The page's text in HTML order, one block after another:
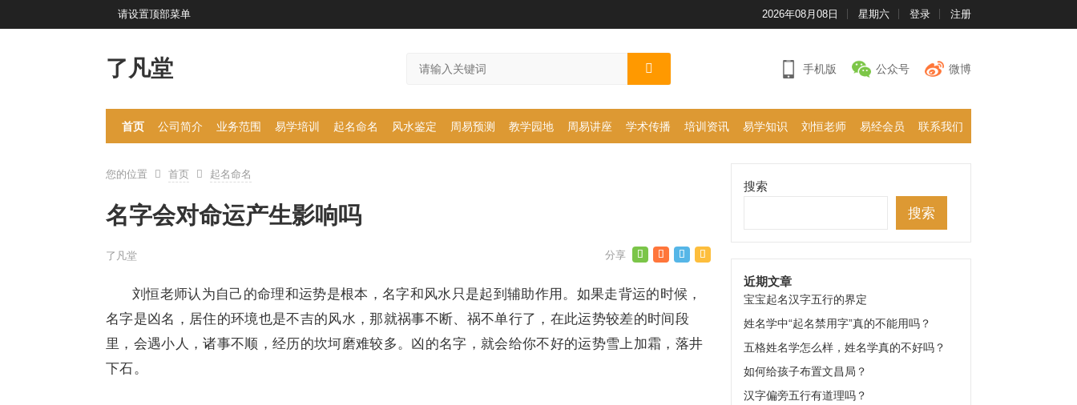
请设置顶部菜单 2026年08月08日 星期六 登录 注册
了凡堂 手机版 公众号 微博
首页 公司简介 业务范围 易学培训 起名命名 风水鉴定 周易预测 教学园地 周易讲座 学术传播 培训资讯 易学知识 刘恒老师 易经会员 联系我们
您的位置 首页 起名命名
名字会对命运产生影响吗
了凡堂
刘恒老师认为自己的命理和运势是根本，名字和风水只是起到辅助作用。如果走背运的时候，
名字是凶名，居住的环境也是不吉的风水，那就祸事不断、祸不单行了，在此运势较差的时间段
里，会遇小人，诸事不顺，经历的坎坷磨难较多。凶的名字，就会给你不好的运势雪上加霜，落井
下石。
搜索
搜索
近期文章
宝宝起名汉字五行的界定
姓名学中“起名禁用字”真的不能用吗？
五格姓名学怎么样，姓名学真的不好吗？
如何给孩子布置文昌局？
汉字偏旁五行有道理吗？